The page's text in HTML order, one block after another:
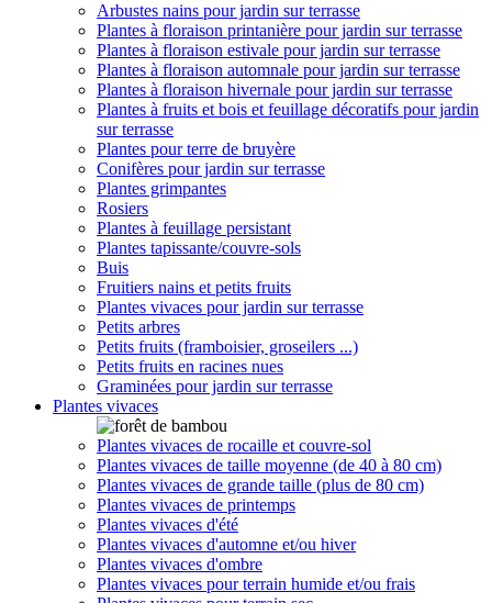
Arbustes nains pour jardin sur terrasse
Plantes à floraison printanière pour jardin sur terrasse
Plantes à floraison estivale pour jardin sur terrasse
Plantes à floraison automnale pour jardin sur terrasse
Plantes à floraison hivernale pour jardin sur terrasse
Plantes à fruits et bois et feuillage décoratifs pour jardin
sur terrasse
Plantes pour terre de bruyère
Conifères pour jardin sur terrasse
Plantes grimpantes
Rosiers
Plantes à feuillage persistant
Plantes tapissante/couvre-sols
Buis
Fruitiers nains et petits fruits
Plantes vivaces pour jardin sur terrasse
Petits arbres
Petits fruits (framboisier, groseilers ...)
Petits fruits en racines nues
Graminées pour jardin sur terrasse
Plantes vivaces
Plantes vivaces de rocaille et couvre-sol
Plantes vivaces de taille moyenne (de 40 à 80 cm)
Plantes vivaces de grande taille (plus de 80 cm)
Plantes vivaces de printemps
Plantes vivaces d'été
Plantes vivaces d'automne et/ou hiver
Plantes vivaces d'ombre
Plantes vivaces pour terrain humide et/ou frais